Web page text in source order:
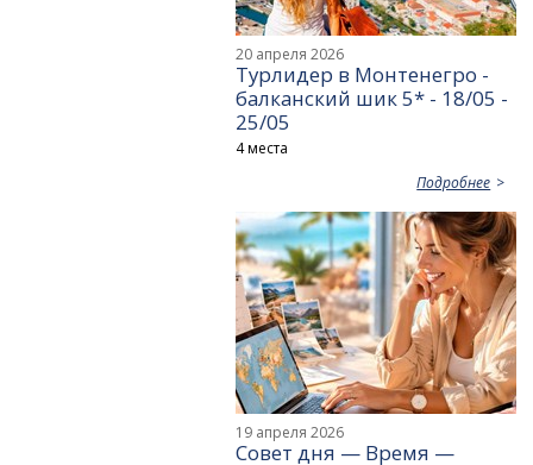
20 апреля 2026
Турлидер в Монтенегро -
балканский шик 5* - 18/05 -
25/05
4 места
Подробнее
19 апреля 2026
Совет дня — Время —